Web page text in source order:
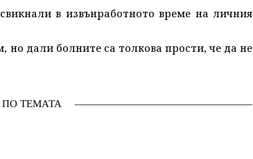
в извънработното време на личния
но дали болните са толкова прости, че да не
ТЕМАТА